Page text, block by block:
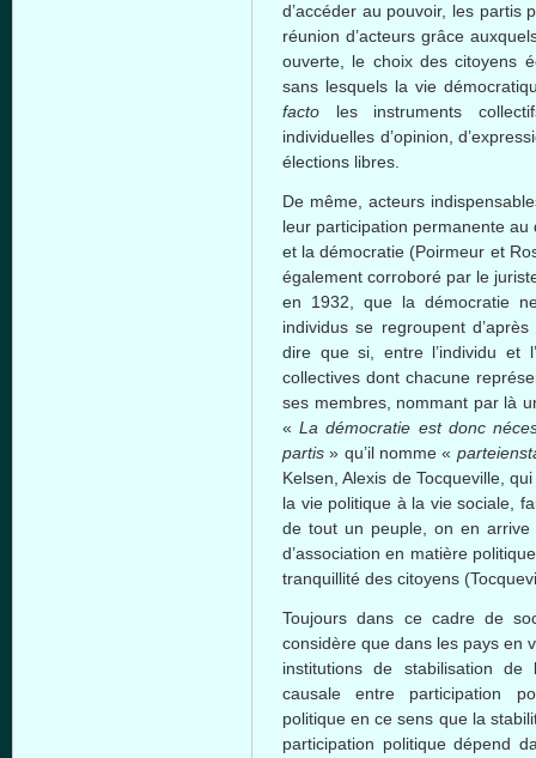
d’accéder au pouvoir, les partis
réunion d’acteurs grâce
ouverte, le choix des citoyens
sans lesquels la vie
facto les instruments
individuelles d’opinion,
élections libres.
De même, acteurs
leur participation permanente
et la démocratie (Poirmeur et
également corroboré par le
en 1932, que la démocratie
individus se regroupent
dire que si, entre l’individu et
collectives dont chacune
ses membres, nommant par là
«La démocratie est donc
partis » qu’il nomme «
Kelsen, Alexis de Tocqueville,
la vie politique à la vie sociale,
de tout un peuple, on en
d’association en matière
tranquillité des citoyens
Toujours dans ce cadre de
considère que dans les pays en
institutions de stabilisation
causale entre participation
politique en ce sens que la
participation politique dépend